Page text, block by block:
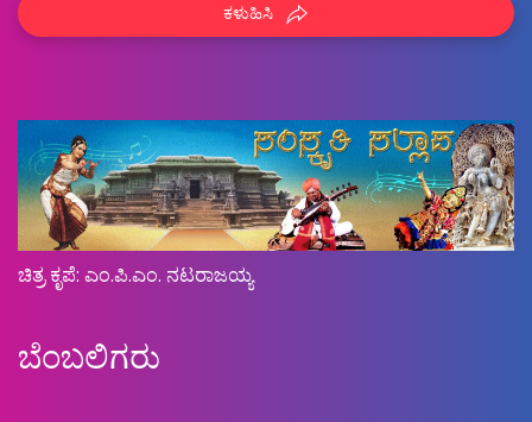
ಕಳುಹಿಸಿ
ಚಿತ್ರ ಕೃಪೆ: ಎಂ.ಪಿ.ಎಂ. ನಟರಾಜಯ್ಯ
ಬೆಂಬಲಿಗರು